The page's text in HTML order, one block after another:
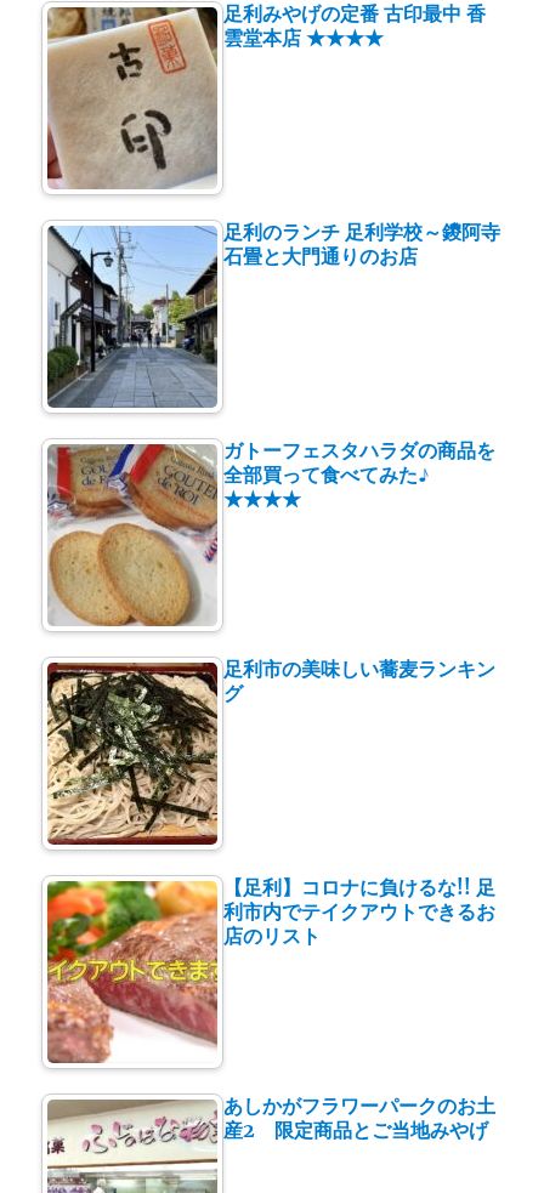
足利みやげの定番 古印最中 香
雲堂本店 ★★★★
足利のランチ 足利学校～鑁阿寺
石畳と大門通りのお店
ガトーフェスタハラダの商品を
全部買って食べてみた♪
★★★★
足利市の美味しい蕎麦ランキン
グ
【足利】コロナに負けるな!! 足
利市内でテイクアウトできるお
店のリスト
あしかがフラワーパークのお土
産2 限定商品とご当地みやげ